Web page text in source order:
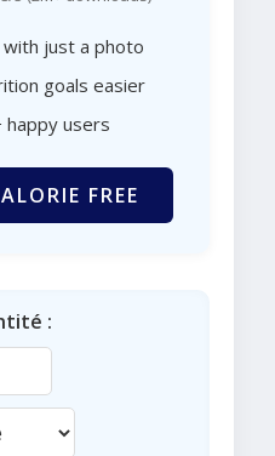
with just a photo
goals easier
happy users
FREE
: